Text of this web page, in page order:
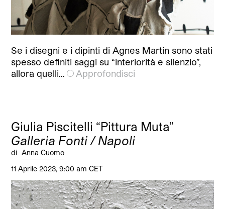
Se i disegni e i dipinti di Agnes Martin sono stati
spesso definiti saggi su “interiorità e silenzio”,
allora quelli…
Approfondisci
Giulia Piscitelli “Pittura Muta”
Galleria Fonti / Napoli
di Anna Cuomo
11 Aprile 2023, 9:00 am CET